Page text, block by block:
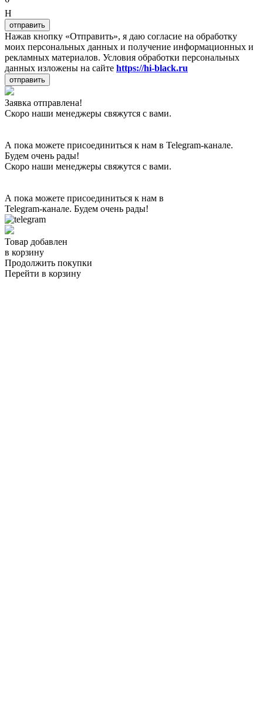
H
отправить
Нажав кнопку «Отправить», я даю согласие на обработку
моих персональных данных и получение информационных и
рекламных материалов. Условия обработки персональных
данных изложены на сайте https://hi-black.ru
отправить
Заявка отправлена!
Скоро наши менеджеры свяжутся с вами.
А пока можете присоединиться к нам в Telegram-канале.
Будем очень рады!
Скоро наши менеджеры свяжутся с вами.
А пока можете присоединиться к нам в
Telegram-канале. Будем очень рады!
Товар добавлен
в корзину
Продолжить покупки
Перейти в корзину